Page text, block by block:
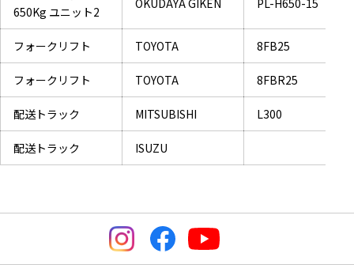
650Kg ユニット2
OKUDAYA GIKEN PL-H650-15
フォークリフト TOYOTA 8FB25
フォークリフト TOYOTA 8FBR25
配送トラック MITSUBISHI L300
配送トラック ISUZU